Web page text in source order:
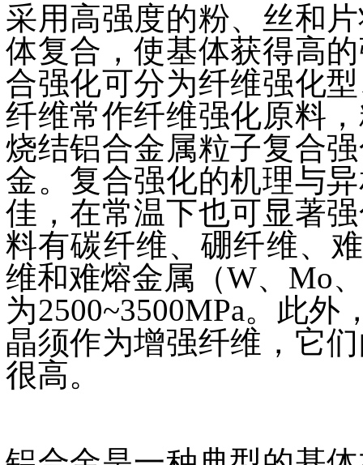
采用高强度的粉、丝和
体复合，使基体获得高
合强化可分为纤维强化
纤维常作纤维强化原料
烧结铝合金属粒子复合
金。复合强化的机理与
佳，在常温下也可显著
料有碳纤维、硼纤维、
维和难熔金属（W、Mo
为2500~3500MPa。此
晶须作为增强纤维，它
很高。